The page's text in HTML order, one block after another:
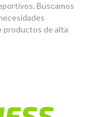
Buscamos
productos de alta